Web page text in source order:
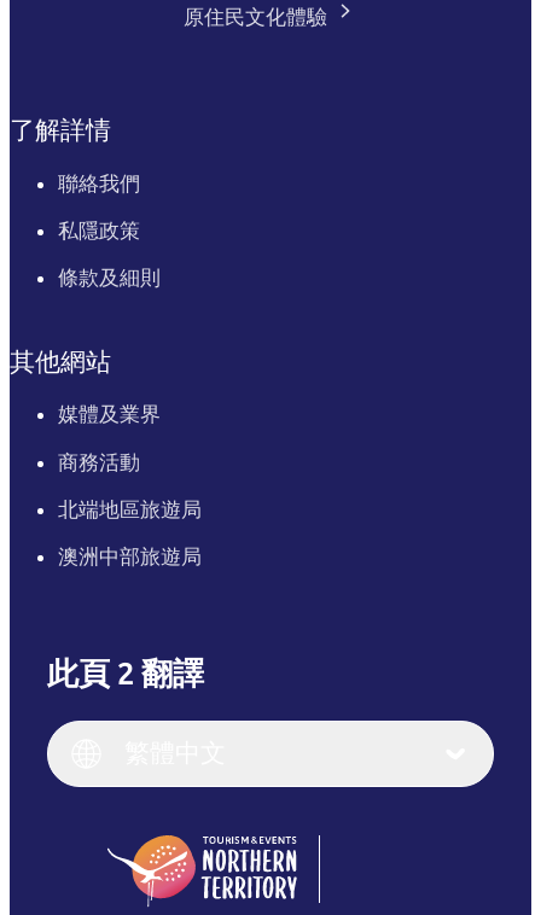
原住民文化體驗
了解詳情
聯絡我們
私隱政策
條款及細則
其他網站
媒體及業界
商務活動
北端地區旅遊局
澳洲中部旅遊局
此頁 2 翻譯
English (US)
English
(Singapore)
繁體中文